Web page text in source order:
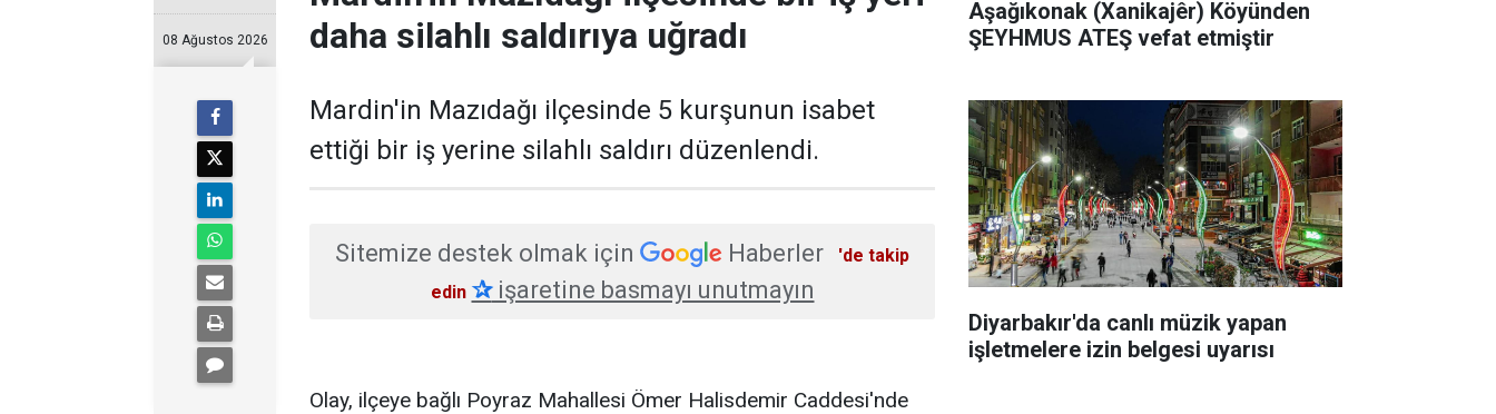
08 Ağustos 2026
daha silahlı saldırıya uğradı
Mardin'in Mazıdağı ilçesinde 5 kurşunun isabet
ettiği bir iş yerine silahlı saldırı düzenlendi.
Sitemize destek olmak için Haberler
'de takip
edin ✰işaretine basmayı unutmayın
Olay, ilçeye bağlı Poyraz Mahallesi Ömer Halisdemir Caddesi'nde
Aşağıkonak (Xanikajêr) Köyünden
ŞEYHMUS ATEŞ vefat etmiştir
Diyarbakır'da canlı müzik yapan
işletmelere izin belgesi uyarısı